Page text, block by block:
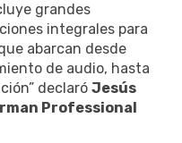
grandes
integrales para
abarcan desde
de audio, hasta
declaró Jesús
Professional